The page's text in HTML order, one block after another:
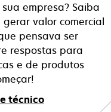
empresa? Saiba
valor comercial
pensava ser
respostas para
e de produtos
técnico